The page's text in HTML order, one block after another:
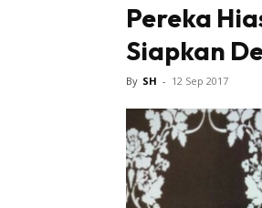
Pereka
Siapkan
By SH - 12 Sep 2017